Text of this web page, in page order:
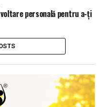
personală pentru a-ți